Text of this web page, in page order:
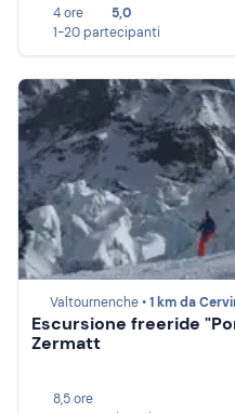
4 ore
5,0
1-20 partecipanti
Valtournenche •1 km da
Escursione freeride
Zermatt
8,5 ore